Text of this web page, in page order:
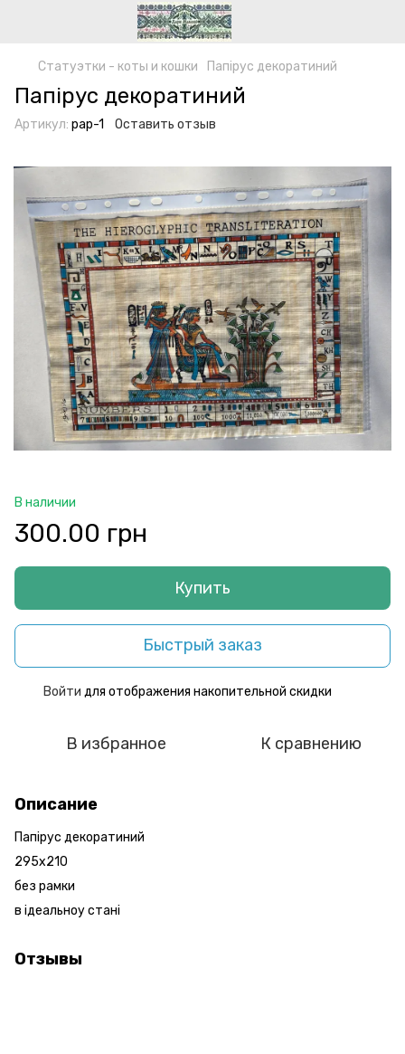
Статуэтки - коты и кошки Папірус декоратиний
Папірус декоратиний
Артикул: pap-1 Оставить отзыв
В наличии
300.00 грн
Купить
Быстрый заказ
Войти для отображения накопительной скидки
В избранное К сравнению
Описание
Папірус декоратиний
295х210
без рамки
в ідеальноу стані
Отзывы